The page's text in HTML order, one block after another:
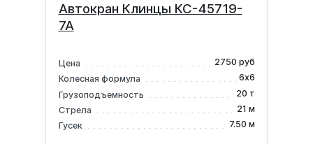
Автокран Клинцы КС-45719-
7А
Цена
2750 руб
Колесная формула
6х6
Грузоподъемность
20 т
Стрела
21 м
Гусек
7.50 м